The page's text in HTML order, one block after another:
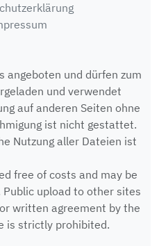
angeboten und dürfen zum
und verwendet
auf anderen Seiten ohne
ist nicht gestattet.
Nutzung aller Dateien ist
free of costs and may be
upload to other sites
written agreement by the
is strictly prohibited.